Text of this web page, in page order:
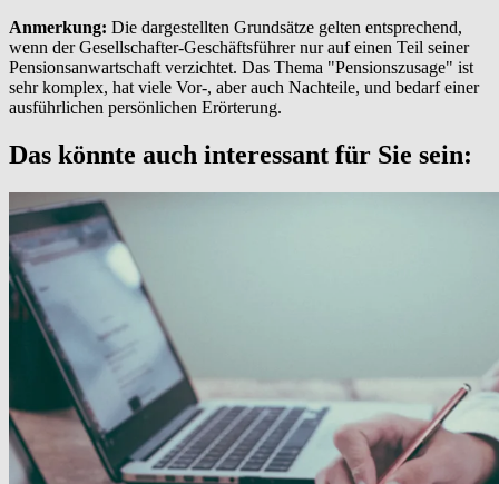
Anmerkung: Die dargestellten Grundsätze gelten entsprechend,
wenn der Gesellschafter-Geschäftsführer nur auf einen Teil seiner
Pensionsanwartschaft verzichtet. Das Thema "Pensionszusage" ist
sehr komplex, hat viele Vor-, aber auch Nachteile, und bedarf einer
ausführlichen persönlichen Erörterung.
Das könnte auch interessant für Sie sein: